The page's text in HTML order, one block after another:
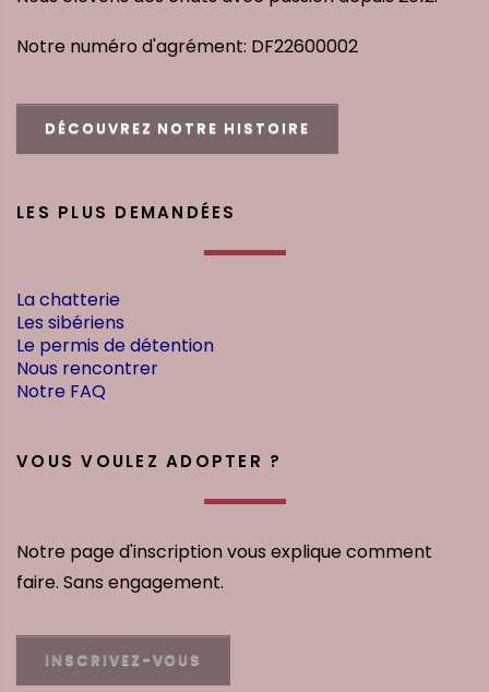
Notre numéro d'agrément: DF22600002
DÉCOUVREZ NOTRE HISTOIRE
LES PLUS DEMANDÉES
La chatterie
Les sibériens
Le permis de détention
Nous rencontrer
Notre FAQ
VOUS VOULEZ ADOPTER ?
Notre page d'inscription vous explique comment
faire. Sans engagement.
INSCRIVEZ-VOUS